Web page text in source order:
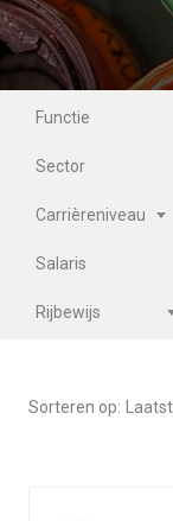
Functie
Sector
Carrièreniveau
Salaris
Rijbewijs
Sorteren op: